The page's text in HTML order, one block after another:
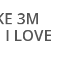
3M
LOVE